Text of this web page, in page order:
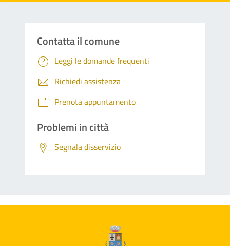
Contatta il comune
Leggi le domande frequenti
Richiedi assistenza
Prenota appuntamento
Problemi in città
Segnala disservizio